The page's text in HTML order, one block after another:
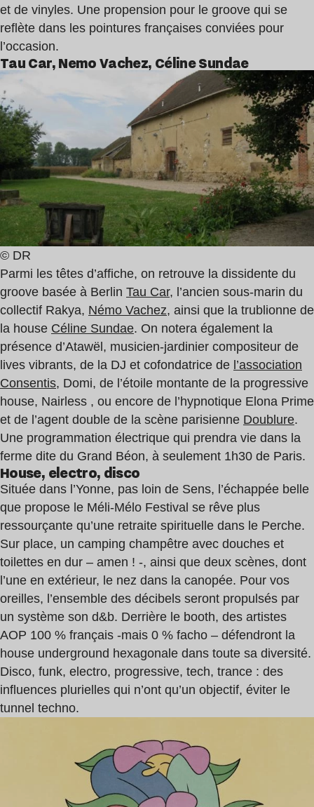
et de vinyles. Une propension pour le groove qui se
reflète dans les pointures françaises conviées pour
l’occasion.
Tau Car, Nemo Vachez, Céline Sundae
© DR
Parmi les têtes d’affiche, on retrouve la dissidente du
groove basée à Berlin Tau Car, l’ancien sous-marin du
collectif Rakya, Némo Vachez, ainsi que la trublionne de
la house Céline Sundae. On notera également la
présence d’Atawël, musicien-jardinier compositeur de
lives vibrants, de la DJ et cofondatrice de l’association
Consentis, Domi, de l’étoile montante de la progressive
house, Nairless , ou encore de l’hypnotique Elona Prime
et de l’agent double de la scène parisienne Doublure.
Une programmation électrique qui prendra vie dans la
ferme dite du Grand Béon, à seulement 1h30 de Paris.
House, electro, disco
Située dans l’Yonne, pas loin de Sens, l’échappée belle
que propose le Méli-Mélo Festival se rêve plus
ressourçante qu’une retraite spirituelle dans le Perche.
Sur place, un camping champêtre avec douches et
toilettes en dur – amen ! -, ainsi que deux scènes, dont
l’une en extérieur, le nez dans la canopée. Pour vos
oreilles, l’ensemble des décibels seront propulsés par
un système son d&b. Derrière le booth, des artistes
AOP 100 % français -mais 0 % facho – défendront la
house underground hexagonale dans toute sa diversité.
Disco, funk, electro, progressive, tech, trance : des
influences plurielles qui n’ont qu’un objectif, éviter le
tunnel techno.